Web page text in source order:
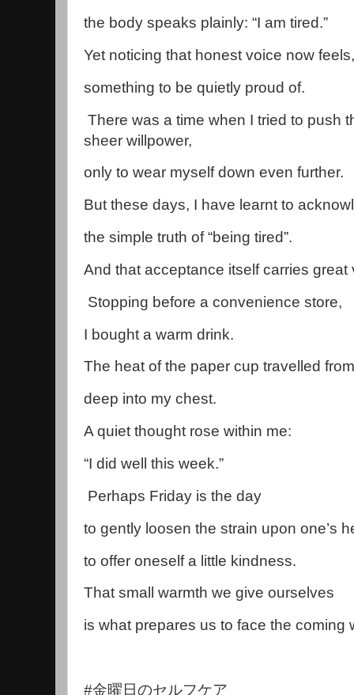
the body speaks plainly: “I am tired.”
Yet noticing that honest voice now
something to be quietly proud of.
There was a time when I tried to push
sheer willpower,
only to wear myself down even further.
But these days, I have learnt to
the simple truth of “being tired”.
And that acceptance itself carries great
Stopping before a convenience store,
I bought a warm drink.
The heat of the paper cup travelled
deep into my chest.
A quiet thought rose within me:
“I did well this week.”
Perhaps Friday is the day
to gently loosen the strain upon one’s
to offer oneself a little kindness.
That small warmth we give ourselves
is what prepares us to face the coming
#金曜日のセルフケア